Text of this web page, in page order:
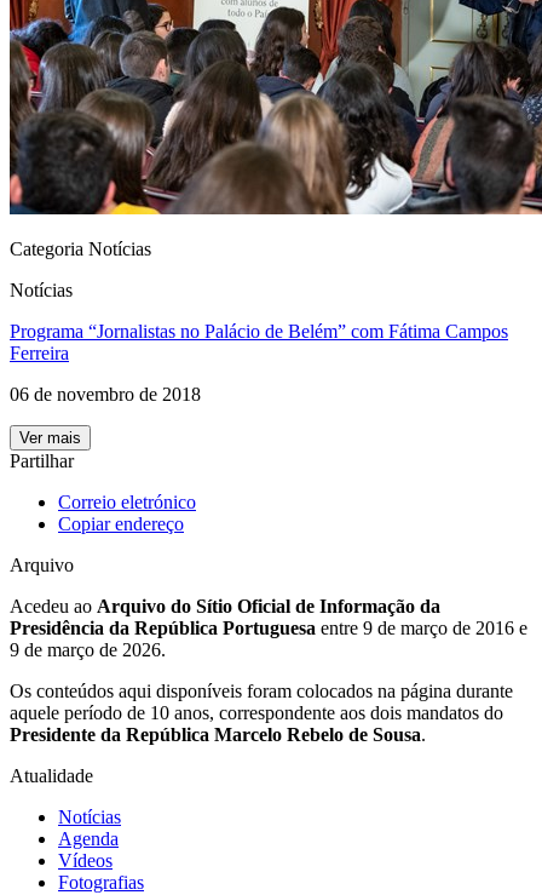
Categoria Notícias
Notícias
Programa “Jornalistas no Palácio de Belém” com Fátima Campos
Ferreira
06 de novembro de 2018
Ver mais
Partilhar
Correio eletrónico
Copiar endereço
Arquivo
Acedeu ao Arquivo do Sítio Oficial de Informação da
Presidência da República Portuguesa entre 9 de março de 2016 e
9 de março de 2026.
Os conteúdos aqui disponíveis foram colocados na página durante
aquele período de 10 anos, correspondente aos dois mandatos do
Presidente da República Marcelo Rebelo de Sousa.
Atualidade
Notícias
Agenda
Vídeos
Fotografias